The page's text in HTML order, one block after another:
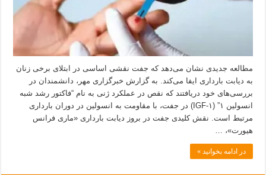
مطالعه جدیدی نشان می‌دهد که جفت نقشی اساسی در ابتلای برخی زنان
به دیابت بارداری ایفا می‌کند. به گزارش خبرگزاری مهر، دانشمندان در
بررسی‌های خود دریافتند که نقص در عملکرد ژنی به نام “فاکتور رشد شبه
انسولین ۱” (IGF-۱) در جفت، با مقاومت به انسولین در دوران بارداری
مرتبط است. نقش کلیدی جفت در بروز دیابت بارداری «ماری فرانس
هیورت»، …
در ادامه بخوانید »